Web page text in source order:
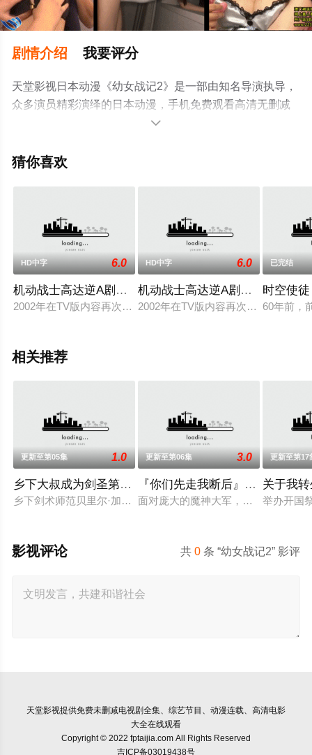
剧情介绍 我要评分
天堂影视日本动漫《幼女战记2》是一部由知名导演执导，
众多演员精彩演绎的日本动漫，手机免费观看高清无删减
完整版动漫全集就上天堂电影网，更多相关信息可移步至

猜你喜欢
HD中字 6.0
机动战士高达逆A剧场版Ⅰ：地球光
2002年在TV版内容再次编集的基础上，上映的两部∀高达的动画
HD中字 6.0
机动战士高达逆A剧场版Ⅱ：月光
2002年在TV版内容再次编集的基础
已完结
时空使徒
60年前，
相关推荐
更新至第05集 1.0
乡下大叔成为剑圣第二季
乡下剑术师范贝里尔·加德南特。如今，他作为骑士团的特别指
更新至第06集 3.0
『你们先走我断后』，于是10年
面对庞大的魔神大军，为了回避全灭
更新至第17
关于我
举办开国
共0 条 “幼女战记2” 影评
影视评论
天堂影视提供免费未删减电视剧全集、综艺节目、动漫连载、高清电影
大全在线观看
Copyright © 2022 fptaijia.com All Rights Reserved
吉ICP备03019438号